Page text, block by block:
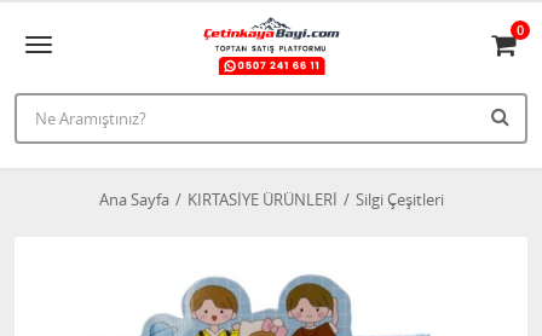
0
Ana Sayfa KIRTASİYE ÜRÜNLERİ Silgi Çeşitleri